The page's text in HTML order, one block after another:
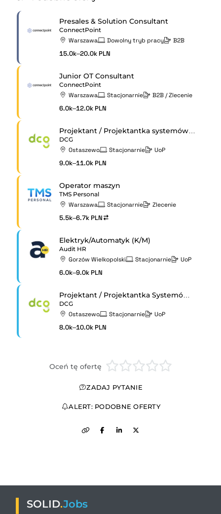
Presales & Solution Consultant
ConnectPoint
Warszawa Dowolny tryb pracy B2B
15.0k–20.0k PLN
Junior OT Consultant
ConnectPoint
Warszawa Stacjonarnie B2B / Zlecenie
6.0k–12.0k PLN
DCG
Ostaszewo Stacjonarnie UoP
9.0k–11.0k PLN
Operator maszyn
TMS Personal
Warszawa Stacjonarnie Zlecenie
5.5k–6.7k PLN
Elektryk/Automatyk (K/M)
Audit HR
Gorzów Wielkopolski Stacjonarnie UoP
6.0k–9.0k PLN
DCG
Ostaszewo Stacjonarnie UoP
8.0k–10.0k PLN
Oceń tę ofertę
ZADAJ PYTANIE
ALERT: PODOBNE OFERTY
SOLID.Jobs